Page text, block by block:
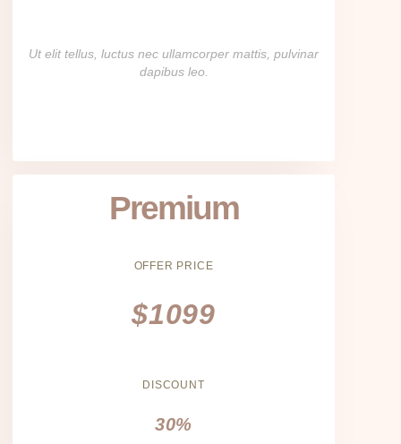
Ut elit tellus, luctus nec ullamcorper mattis, pulvinar
dapibus leo.
Premium
OFFER PRICE
$1099
DISCOUNT
30%